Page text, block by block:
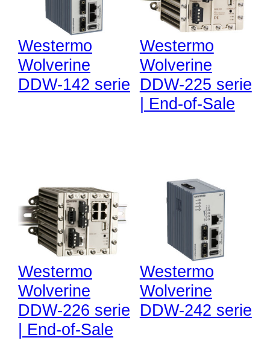
Westermo
Wolverine
DDW-142 serie
Westermo
Wolverine
DDW-225 serie
| End-of-Sale
Westermo
Wolverine
DDW-226 serie
| End-of-Sale
Westermo
Wolverine
DDW-242 serie